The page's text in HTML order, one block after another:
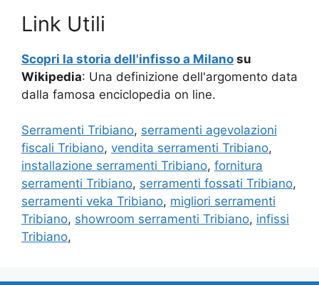
Link Utili
Scopri la storia dell'infisso a Milano su
Wikipedia: Una definizione dell'argomento data
dalla famosa enciclopedia on line.
Serramenti Tribiano, serramenti agevolazioni
fiscali Tribiano, vendita serramenti Tribiano,
installazione serramenti Tribiano, fornitura
serramenti Tribiano, serramenti fossati Tribiano,
serramenti veka Tribiano, migliori serramenti
Tribiano, showroom serramenti Tribiano, infissi
Tribiano,